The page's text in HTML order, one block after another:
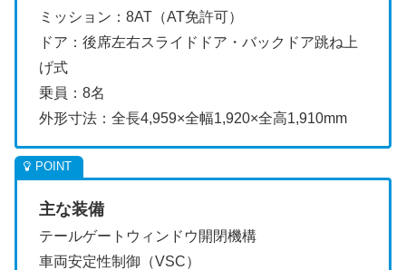
ミッション：8AT（AT免許可）
ドア：後席左右スライドドア・バックドア跳ね上
げ式
乗員：8名
外形寸法：全長4,959×全幅1,920×全高1,910mm
主な装備
テールゲートウィンドウ開閉機構
車両安定性制御（VSC）